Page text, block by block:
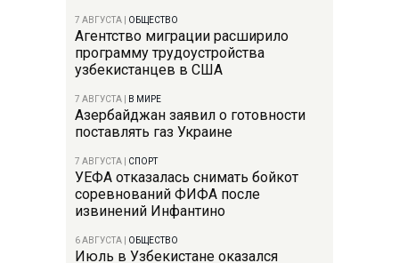
7 АВГУСТА ОБЩЕСТВО
Агентство миграции расширило
программу трудоустройства
узбекистанцев в США
7 АВГУСТА В МИРЕ
Азербайджан заявил о готовности
поставлять газ Украине
7 АВГУСТА СПОРТ
УЕФА отказалась снимать бойкот
соревнований ФИФА после
извинений Инфантино
6 АВГУСТА ОБЩЕСТВО
Июль в Узбекистане оказался